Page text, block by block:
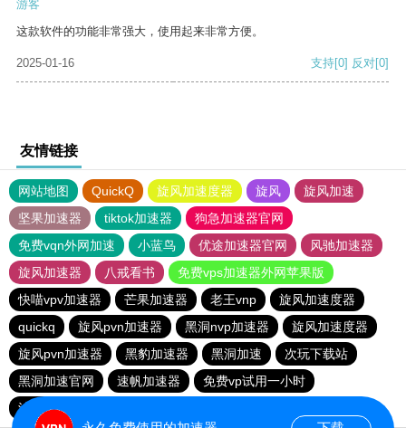
游客
这款软件的功能非常强大，使用起来非常方便。
2025-01-16 支持[0] 反对[0]
友情链接
网站地图 QuickQ 旋风加速度器 旋风
旋风加速
坚果加速器
tiktok加速器
狗急加速器官网
免费vqn外网加速
小蓝鸟 优途加速器官网
风驰加速器
旋风加速器
八戒看书
免费vps加速器外网苹果版
快喵vpv加速器
芒果加速器 老王vnp
旋风加速度器
quickq
旋风pvn加速器 黑洞nvp加速器
旋风加速度器
旋风pvn加速器
黑豹加速器 黑洞加速
次玩下载站
黑洞加速官网
速帆加速器
免费vp试用一小时
油管加速器